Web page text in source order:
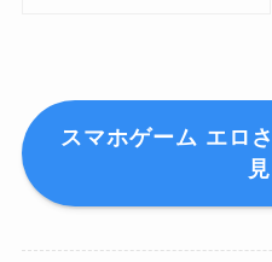
スマホゲーム エロ